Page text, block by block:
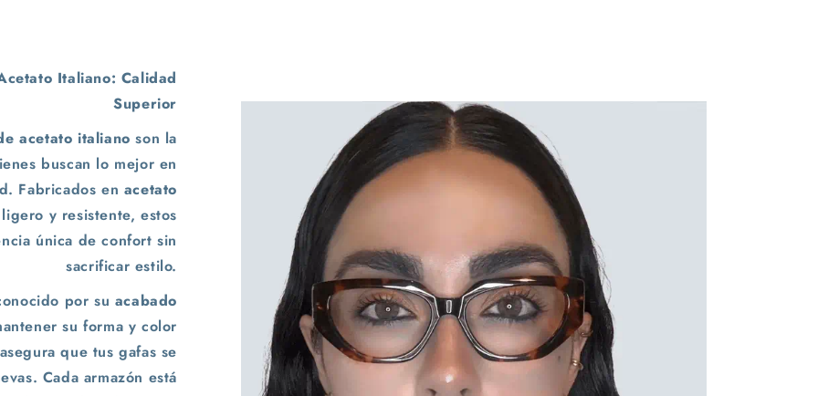
Italiano: Calidad
Superior
acetato italiano son la
buscan lo mejor en
Fabricados en acetato
y resistente, estos
única de confort sin
sacrificar estilo.
por su acabado
su forma y color
que tus gafas se
Cada armazón está